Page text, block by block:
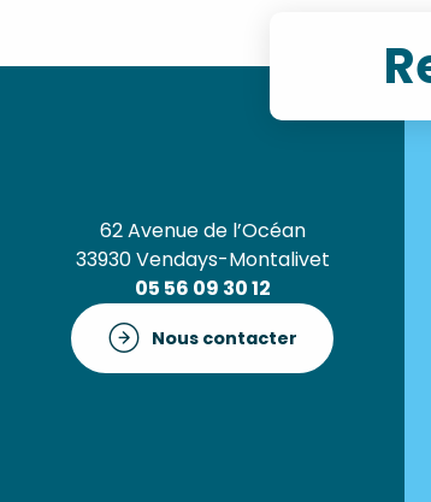
62 Avenue de l’Océan
33930 Vendays-Montalivet
05 56 09 30 12
Nous contacter